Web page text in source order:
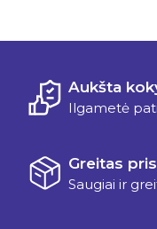
Aukšta
Ilgametė
Greitas
Saugiai ir